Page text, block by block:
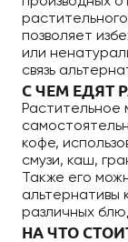
позволяет
или
связь
С ЧЕМ ЕДЯТ
Растительное
кофе,
смузи, каш,
Также его
альтернативы
различных
НА ЧТО